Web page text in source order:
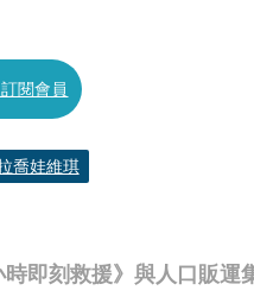
即刻救援》與人口販運
閱會員
喬娃維琪